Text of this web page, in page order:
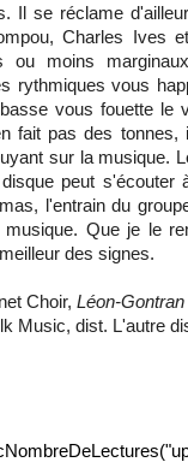
Il se réclame
Charles Ives
ou moins
rythmiques vous
vous fouette le
fait pas des
sur la musique.
peut s'écouter
l'entrain du
Que je le
des signes.
Choir,Léon-
Music, dist. L'autre